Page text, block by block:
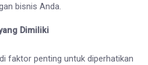
bisnis Anda.
Dimiliki
faktor penting untuk diperhatikan